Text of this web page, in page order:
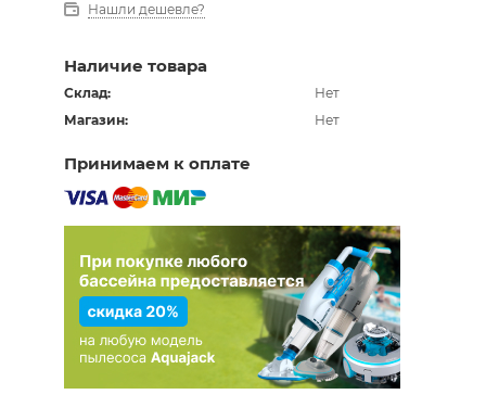
Нашли дешевле?
Наличие товара
Склад:
Нет
Магазин:
Нет
Принимаем к оплате